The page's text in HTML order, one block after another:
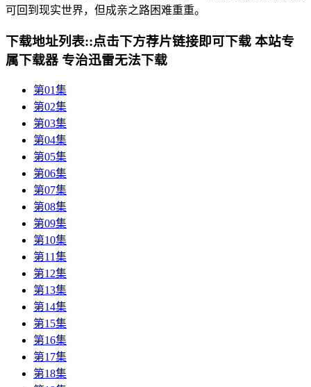
可回到现实世界，但成亲之路困难重重。
下载地址列表::点击下方荐片链接即可下载 本站专
属下载器 专治迅雷无法下载
第01集
第02集
第03集
第04集
第05集
第06集
第07集
第08集
第09集
第10集
第11集
第12集
第13集
第14集
第15集
第16集
第17集
第18集